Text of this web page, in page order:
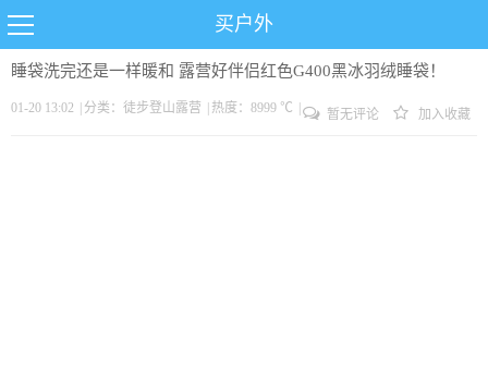
买户外
睡袋洗完还是一样暖和 露营好伴侣红色G400黑冰羽绒睡袋！
01-20 13:02 分类： 徒步登山露营 热度：8999 ℃ 暂无评论 加入收藏